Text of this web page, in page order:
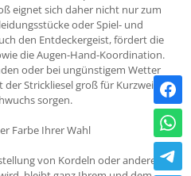
eignet sich daher nicht nur zum
oder Spiel- und
den Entdeckergeist, fördert die
die Augen-Hand-Koordination.
oder bei ungünstigem Wetter
Strickliesel groß für Kurzweil
sorgen.
Farbe Ihrer Wahl
von Kordeln oder anderen